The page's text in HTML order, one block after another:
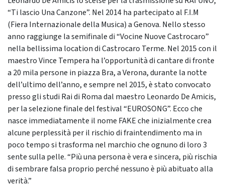
“Ti lascio Una Canzone”. Nel 2014 ha partecipato al F.I.M
(Fiera Internazionale della Musica) a Genova. Nello stesso
anno raggiunge la semifinale di “Vocine Nuove Castrocaro”
nella bellissima location di Castrocaro Terme. Nel 2015 con il
maestro Vince Tempera ha l’opportunità di cantare di fronte
a 20 mila persone in piazza Bra, a Verona, durante la notte
dell’ultimo dell’anno, e sempre nel 2015, è stato convocato
presso gli studi Rai di Roma dal maestro Leonardo De Amicis,
per la selezione finale del festival “EUROSONG”. Ecco che
nasce immediatamente il nome FAKE che inizialmente crea
alcune perplessità per il rischio di fraintendimento ma in
poco tempo si trasforma nel marchio che ognuno di loro 3
sente sulla pelle. “Più una persona è vera e sincera, più rischia
di sembrare falsa proprio perché nessuno è più abituato alla
verità.”